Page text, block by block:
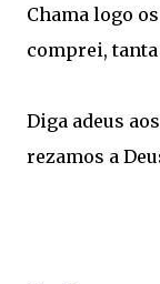
Chama logo
comprei,
Diga adeus
rezamos a